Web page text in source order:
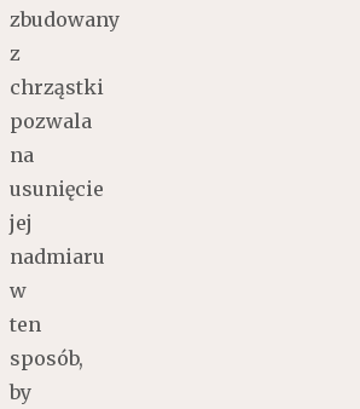
zbudowany
z
chrząstki
pozwala
na
usunięcie
jej
nadmiaru
w
ten
sposób,
by